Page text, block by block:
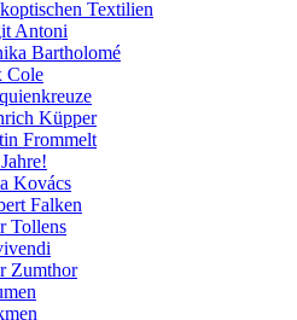
Textilien
Antoni
Bartholomé
Cole
Küpper
Frommelt
Kovács
Falken
Tollens
Zumthor